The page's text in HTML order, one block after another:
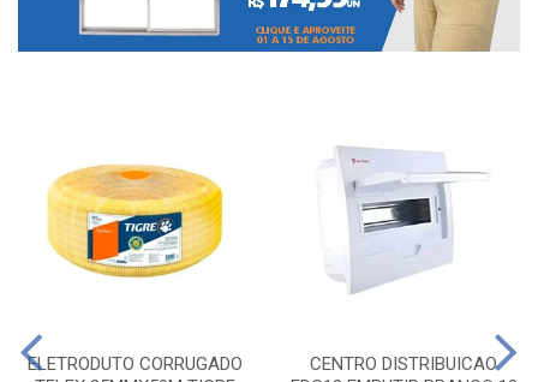
ELETRODUTO CORRUGADO
CENTRO DISTRIBUICAO